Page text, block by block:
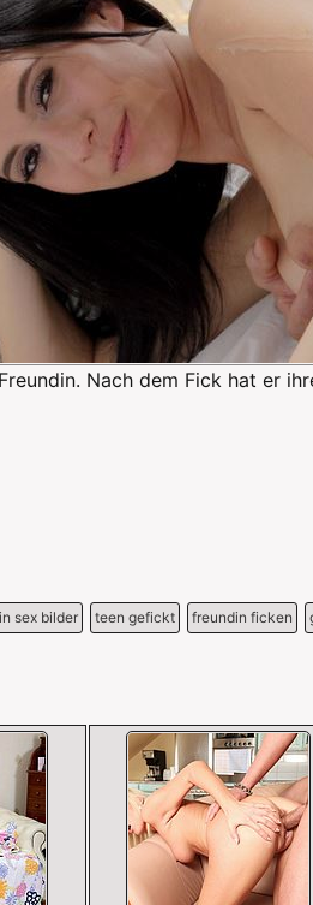
Nach dem Fick hat er
sex bilder teen gefickt freundin ficken